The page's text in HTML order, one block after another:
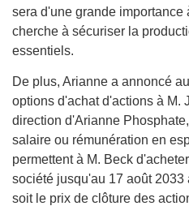
sera d'une grande importance
cherche à sécuriser la
essentiels.
De plus, Arianne a annoncé
options d'achat d'actions à M.
direction d'Arianne
salaire ou rémunération en
permettent à M. Beck
société jusqu'au 17 août 2033
soit le prix de clôture des